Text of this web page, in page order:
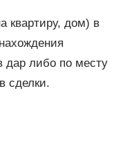
квартиру, дом) в
дар либо по месту
сделки.